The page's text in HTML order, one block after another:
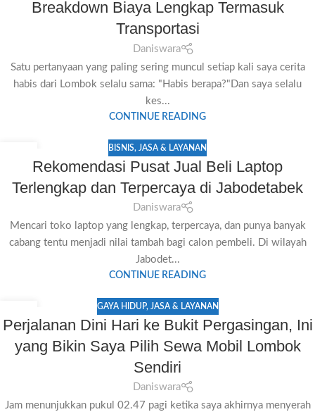
Breakdown Biaya Lengkap Termasuk
Transportasi
Daniswara
Satu pertanyaan yang paling sering muncul setiap kali saya cerita
habis dari Lombok selalu sama: "Habis berapa?"Dan saya selalu
kes...
CONTINUE READING
BISNIS, JASA & LAYANAN
Rekomendasi Pusat Jual Beli Laptop
Terlengkap dan Terpercaya di Jabodetabek
Daniswara
Mencari toko laptop yang lengkap, terpercaya, dan punya banyak
cabang tentu menjadi nilai tambah bagi calon pembeli. Di wilayah
Jabodet...
CONTINUE READING
JUL
GAYA HIDUP, JASA & LAYANAN
Perjalanan Dini Hari ke Bukit Pergasingan, Ini
yang Bikin Saya Pilih Sewa Mobil Lombok
Sendiri
Daniswara
Jam menunjukkan pukul 02.47 pagi ketika saya akhirnya menyerah